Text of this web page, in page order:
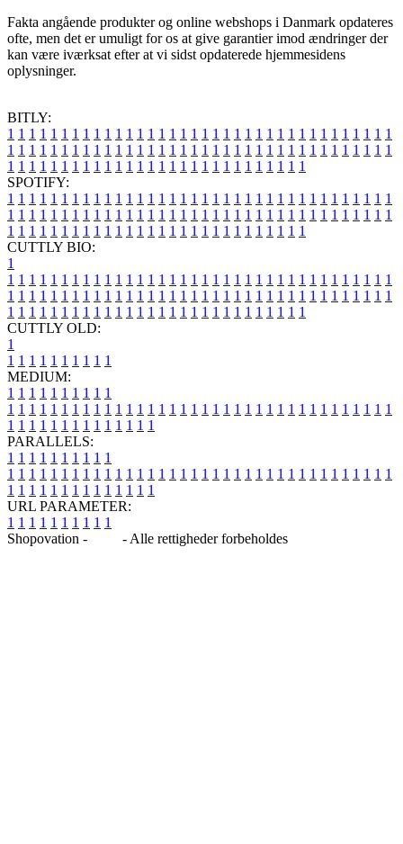
Fakta angående produkter og online webshops i Danmark opdateres
ofte, men det er umuligt for os at give garantier imod ændringer der
kan være iværksat efter at vi sidst opdaterede hjemmesidens
oplysninger.
BITLY:
1 1 1 1 1 1 1 1 1 1 1 1 1 1 1 1 1 1 1 1 1 1 1 1 1 1 1 1 1 1 1 1 1 1 1 1
1 1 1 1 1 1 1 1 1 1 1 1 1 1 1 1 1 1 1 1 1 1 1 1 1 1 1 1 1 1 1 1 1 1 1 1
1 1 1 1 1 1 1 1 1 1 1 1 1 1 1 1 1 1 1 1 1 1 1 1 1 1 1 1
SPOTIFY:
1 1 1 1 1 1 1 1 1 1 1 1 1 1 1 1 1 1 1 1 1 1 1 1 1 1 1 1 1 1 1 1 1 1 1 1
1 1 1 1 1 1 1 1 1 1 1 1 1 1 1 1 1 1 1 1 1 1 1 1 1 1 1 1 1 1 1 1 1 1 1 1
1 1 1 1 1 1 1 1 1 1 1 1 1 1 1 1 1 1 1 1 1 1 1 1 1 1 1 1
CUTTLY BIO:
1
1 1 1 1 1 1 1 1 1 1 1 1 1 1 1 1 1 1 1 1 1 1 1 1 1 1 1 1 1 1 1 1 1 1 1 1
1 1 1 1 1 1 1 1 1 1 1 1 1 1 1 1 1 1 1 1 1 1 1 1 1 1 1 1 1 1 1 1 1 1 1 1
1 1 1 1 1 1 1 1 1 1 1 1 1 1 1 1 1 1 1 1 1 1 1 1 1 1 1 1
CUTTLY OLD:
1
1 1 1 1 1 1 1 1 1 1
MEDIUM:
1 1 1 1 1 1 1 1 1 1
1 1 1 1 1 1 1 1 1 1 1 1 1 1 1 1 1 1 1 1 1 1 1 1 1 1 1 1 1 1 1 1 1 1 1 1
1 1 1 1 1 1 1 1 1 1 1 1 1 1
PARALLELS:
1 1 1 1 1 1 1 1 1 1
1 1 1 1 1 1 1 1 1 1 1 1 1 1 1 1 1 1 1 1 1 1 1 1 1 1 1 1 1 1 1 1 1 1 1 1
1 1 1 1 1 1 1 1 1 1 1 1 1 1
URL PARAMETER:
1 1 1 1 1 1 1 1 1 1
Shopovation -
- Alle rettigheder forbeholdes